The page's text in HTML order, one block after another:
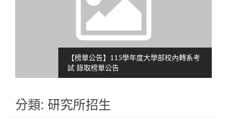
【榜單公告】115學年度大學部校內轉系考
試 錄取榜單公告
分類: 研究所招生